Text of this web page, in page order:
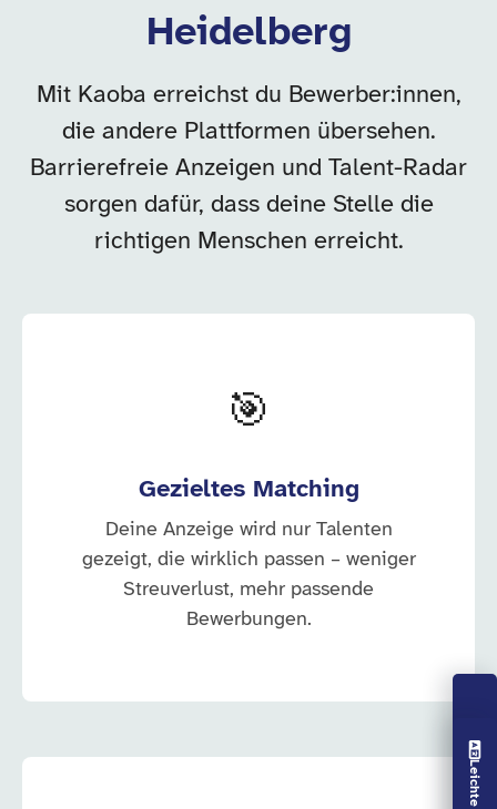
Vorlesen aus
Heidelberg
Mit Kaoba erreichst du Bewerber:innen,
die andere Plattformen übersehen.
Barrierefreie Anzeigen und Talent-Radar
sorgen dafür, dass deine Stelle die
richtigen Menschen erreicht.
🎯
Gezieltes Matching
Deine Anzeige wird nur Talenten
gezeigt, die wirklich passen – weniger
Streuverlust, mehr passende
Bewerbungen.